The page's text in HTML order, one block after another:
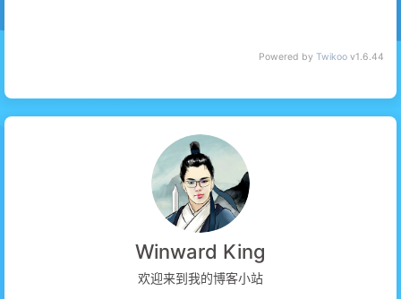
Powered by Twikoo v1.6.44
Winward King
欢迎来到我的博客小站